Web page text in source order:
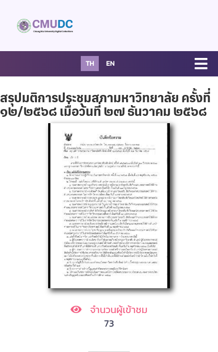
TH EN
สรุปมติการประชุมสภามหาวิทยาลัย ครั้งที่
๑๒/๒๕๖๘ เมื่อวันที่ ๒๗ ธันวาคม ๒๕๖๘
จำนวนผู้เข้าชม
73